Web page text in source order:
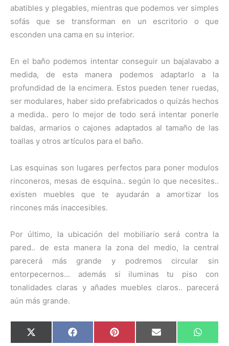
abatibles y plegables, mientras que podemos ver simples
sofás que se transforman en un escritorio o que
esconden una cama en su interior.
En el baño podemos intentar conseguir un bajalavabo a
medida, de esta manera podemos adaptarlo a la
profundidad de la encimera. Estos pueden tener ruedas,
ser modulares, haber sido prefabricados o quizás hechos
a medida.. pero lo mejor de todo será intentar ponerle
baldas, armarios o cajones adaptados al tamaño de las
toallas y otros artículos para el baño.
Las esquinas son lugares perfectos para poner modulos
rinconeros, mesas de esquina.. según lo que necesites..
existen muebles que te ayudarán a amortizar los
rincones más inaccesibles.
Por último, la ubicación del mobiliario será contra la
pared.. de esta manera la zona del medio, la central
parecerá más grande y podremos circular sin
entorpecernos… además si iluminas tu piso con
tonalidades claras y añades muebles claros.. parecerá
aún más grande.
C
o
X
(
C
o
F
a
C
o
P
i
C
o
E
m
C
o
W
h